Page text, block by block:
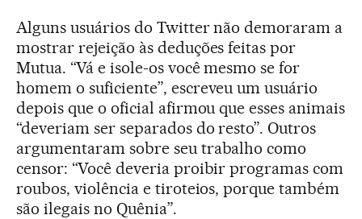
Alguns usuários do Twitter não demoraram a
mostrar rejeição às deduções feitas por
Mutua. “Vá e isole-os você mesmo se for
homem o suficiente”, escreveu um usuário
depois que o oficial afirmou que esses animais
“deveriam ser separados do resto”. Outros
argumentaram sobre seu trabalho como
censor: “Você deveria proibir programas com
roubos, violência e tiroteios, porque também
são ilegais no Quênia”.